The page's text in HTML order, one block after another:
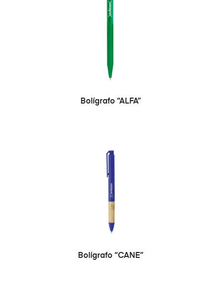
SELECCIONAR OPCIONES
Bolígrafo “ALFA”
SELECCIONAR OPCIONES
Bolígrafo “CANE”